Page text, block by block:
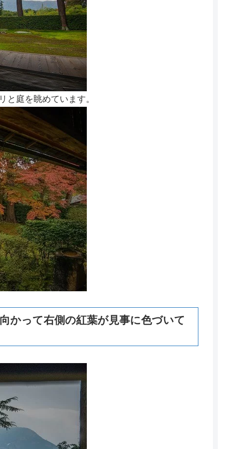
と庭を眺めています。
かって右側の紅葉が見事に色づいて